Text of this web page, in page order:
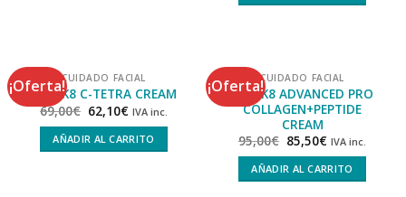
¡Oferta!CUIDADO FACIAL
MEDIK8 C-TETRA CREAM
69,00€ 62,10€ IVA inc.
AÑADIR AL CARRITO
¡Oferta!CUIDADO FACIAL
MEDIK8 ADVANCED PRO
COLLAGEN+PEPTIDE
CREAM
95,00€ 85,50€ IVA inc.
AÑADIR AL CARRITO